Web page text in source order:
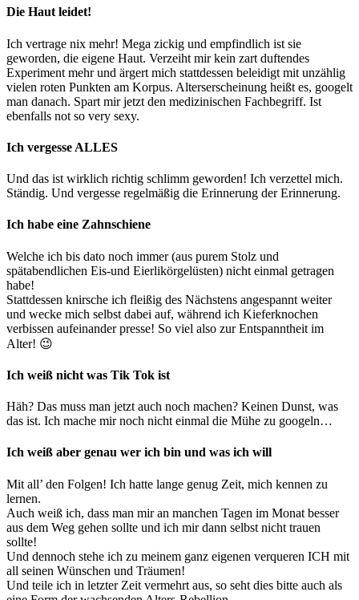
Die Haut leidet!
Ich vertrage nix mehr! Mega zickig und empfindlich ist sie
geworden, die eigene Haut. Verzeiht mir kein zart duftendes
Experiment mehr und ärgert mich stattdessen beleidigt mit unzählig
vielen roten Punkten am Korpus. Alterserscheinung heißt es, googelt
man danach. Spart mir jetzt den medizinischen Fachbegriff. Ist
ebenfalls not so very sexy.
Ich vergesse ALLES
Und das ist wirklich richtig schlimm geworden! Ich verzettel mich.
Ständig. Und vergesse regelmäßig die Erinnerung der Erinnerung.
Ich habe eine Zahnschiene
Welche ich bis dato noch immer (aus purem Stolz und
spätabendlichen Eis-und Eierlikörgelüsten) nicht einmal getragen
habe!
Stattdessen knirsche ich fleißig des Nächstens angespannt weiter
und wecke mich selbst dabei auf, während ich Kieferknochen
verbissen aufeinander presse! So viel also zur Entspanntheit im
Alter! 😉
Ich weiß nicht was Tik Tok ist
Häh? Das muss man jetzt auch noch machen? Keinen Dunst, was
das ist. Ich mache mir noch nicht einmal die Mühe zu googeln…
Ich weiß aber genau wer ich bin und was ich will
Mit all’ den Folgen! Ich hatte lange genug Zeit, mich kennen zu
lernen.
Auch weiß ich, dass man mir an manchen Tagen im Monat besser
aus dem Weg gehen sollte und ich mir dann selbst nicht trauen
sollte!
Und dennoch stehe ich zu meinem ganz eigenen verqueren ICH mit
all seinen Wünschen und Träumen!
Und teile ich in letzter Zeit vermehrt aus, so seht dies bitte auch als